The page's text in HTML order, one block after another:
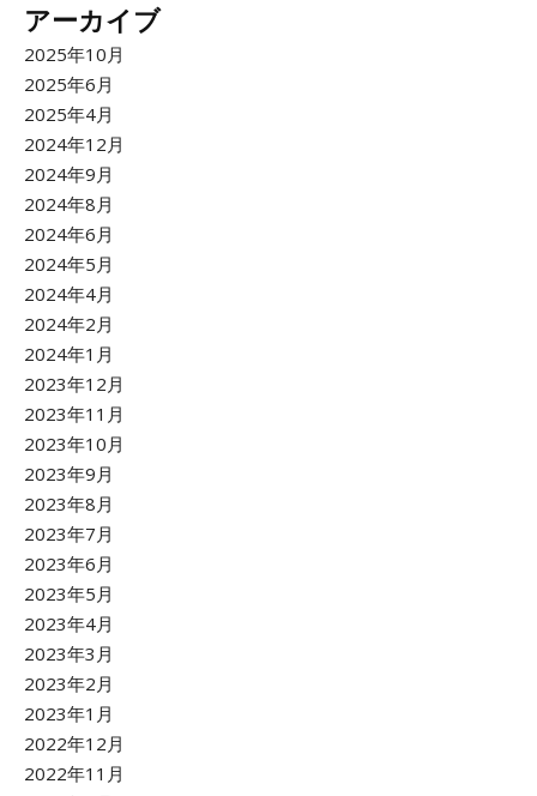
アーカイブ
2025年10月
2025年6月
2025年4月
2024年12月
2024年9月
2024年8月
2024年6月
2024年5月
2024年4月
2024年2月
2024年1月
2023年12月
2023年11月
2023年10月
2023年9月
2023年8月
2023年7月
2023年6月
2023年5月
2023年4月
2023年3月
2023年2月
2023年1月
2022年12月
2022年11月